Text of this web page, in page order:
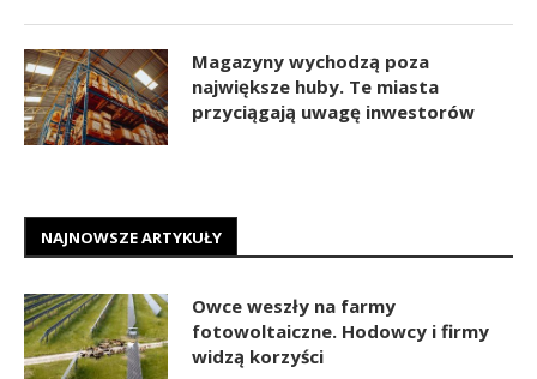
Magazyny wychodzą poza
największe huby. Te miasta
przyciągają uwagę inwestorów
NAJNOWSZE ARTYKUŁY
Owce weszły na farmy
fotowoltaiczne. Hodowcy i firmy
widzą korzyści